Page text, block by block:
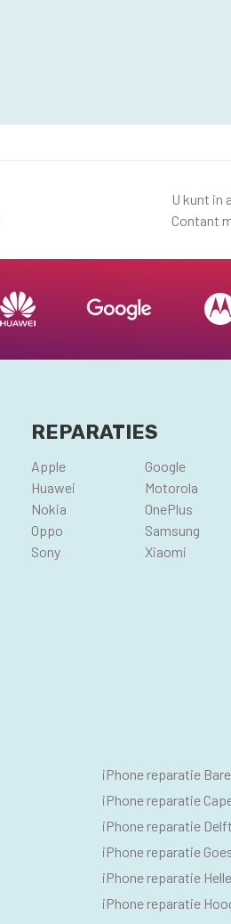
U kunt in
Contant
REPARATIES
Apple
Google
Huawei
Motorola
Nokia
OnePlus
Oppo
Samsung
Sony
Xiaomi
IPHONE
SEO
TEKSTEN
iPhone reparatie
iPhone reparatie
iPhone reparatie Delft
iPhone reparatie
iPhone reparatie
iPhone reparatie